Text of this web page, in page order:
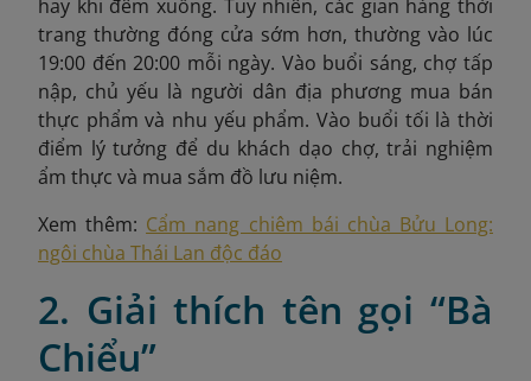
hay khi đêm xuống. Tuy nhiên, các gian hàng thời
trang thường đóng cửa sớm hơn, thường vào lúc
19:00 đến 20:00 mỗi ngày. Vào buổi sáng, chợ tấp
nập, chủ yếu là người dân địa phương mua bán
thực phẩm và nhu yếu phẩm. Vào buổi tối là thời
điểm lý tưởng để du khách dạo chợ, trải nghiệm
ẩm thực và mua sắm đồ lưu niệm.
Xem thêm: Cẩm nang chiêm bái chùa Bửu Long:
ngôi chùa Thái Lan độc đáo
2. Giải thích tên gọi “Bà
Chiểu”